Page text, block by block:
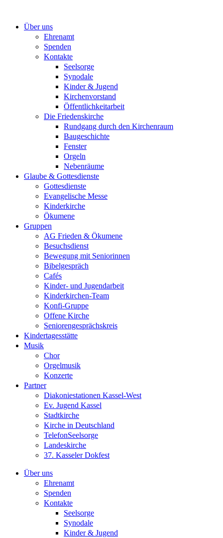
springenÜber uns
Ehrenamt
Spenden
Kontakte
Seelsorge
Synodale
Kinder & Jugend
Kirchenvorstand
Öffentlichkeitarbeit
Die Friedenskirche
Rundgang durch den Kirchenraum
Baugeschichte
Fenster
Orgeln
Nebenräume
Glaube & Gottesdienste
Gottesdienste
Evangelische Messe
Kinderkirche
Ökumene
Gruppen
AG Frieden & Ökumene
Besuchsdienst
Bewegung mit Seniorinnen
Bibelgespräch
Cafés
Kinder- und Jugendarbeit
Kinderkirchen-Team
Konfi-Gruppe
Offene Kirche
Seniorengesprächskreis
Kindertagesstätte
Musik
Chor
Orgelmusik
Konzerte
Partner
Diakoniestationen Kassel-West
Ev. Jugend Kassel
Stadtkirche
Kirche in Deutschland
TelefonSeelsorge
Landeskirche
37. Kasseler Dokfest
Über uns
Ehrenamt
Spenden
Kontakte
Seelsorge
Synodale
Kinder & Jugend